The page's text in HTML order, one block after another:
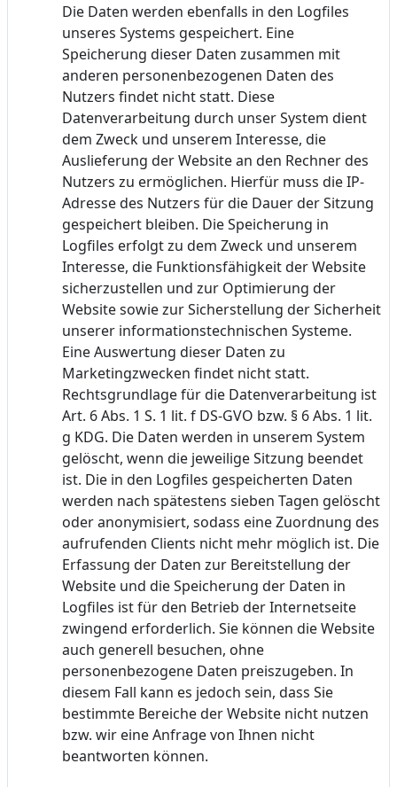
Die Daten werden ebenfalls in den Logfiles
unseres Systems gespeichert. Eine
Speicherung dieser Daten zusammen mit
anderen personenbezogenen Daten des
Nutzers findet nicht statt. Diese
Datenverarbeitung durch unser System dient
dem Zweck und unserem Interesse, die
Auslieferung der Website an den Rechner des
Nutzers zu ermöglichen. Hierfür muss die IP-
Adresse des Nutzers für die Dauer der Sitzung
gespeichert bleiben. Die Speicherung in
Logfiles erfolgt zu dem Zweck und unserem
Interesse, die Funktionsfähigkeit der Website
sicherzustellen und zur Optimierung der
Website sowie zur Sicherstellung der Sicherheit
unserer informationstechnischen Systeme.
Eine Auswertung dieser Daten zu
Marketingzwecken findet nicht statt.
Rechtsgrundlage für die Datenverarbeitung ist
Art. 6 Abs. 1 S. 1 lit. f DS-GVO bzw. § 6 Abs. 1 lit.
g KDG. Die Daten werden in unserem System
gelöscht, wenn die jeweilige Sitzung beendet
ist. Die in den Logfiles gespeicherten Daten
werden nach spätestens sieben Tagen gelöscht
oder anonymisiert, sodass eine Zuordnung des
aufrufenden Clients nicht mehr möglich ist. Die
Erfassung der Daten zur Bereitstellung der
Website und die Speicherung der Daten in
Logfiles ist für den Betrieb der Internetseite
zwingend erforderlich. Sie können die Website
auch generell besuchen, ohne
personenbezogene Daten preiszugeben. In
diesem Fall kann es jedoch sein, dass Sie
bestimmte Bereiche der Website nicht nutzen
bzw. wir eine Anfrage von Ihnen nicht
beantworten können.